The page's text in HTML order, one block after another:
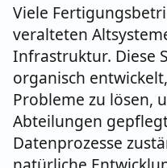
Viele
veralteten
Infrastruktur. Diese
organisch
Probleme zu lösen,
Abteilungen
Datenprozesse